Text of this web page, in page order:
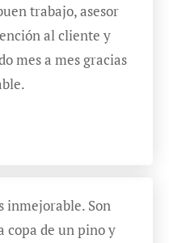
trabajo, asesor
al cliente y
mes a mes gracias
inmejorable. Son
copa de un pino y